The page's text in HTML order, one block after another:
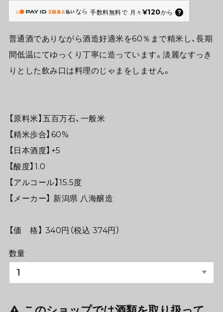
なら 手数料無料で 月々 ¥120から
普通酒でありながら酒造好適米を60％まで精米し、長期
間低温にてゆっくり丁寧に造っています。淡麗なすっき
りとした飲み口は料理のじゃまをしません。
【原料米】五百万石、一般米
【精米歩合】60%
【日本酒度】+5
【酸度】1.0
【アルコール】15.5度
【メーカー】 新潟県 八海醸造
【価 格】 340円（税込 374円）
数量